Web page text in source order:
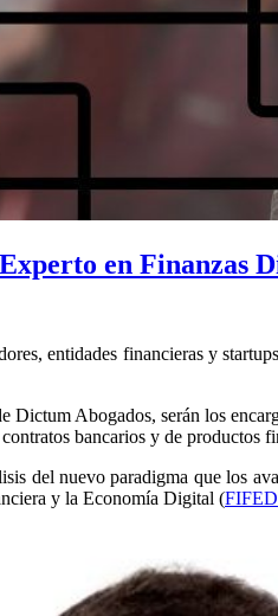
en Finanzas
entidades financieras y
Abogados, serán los
bancarios y de productos
del nuevo paradigma que los
y la Economía Digital (FIFED